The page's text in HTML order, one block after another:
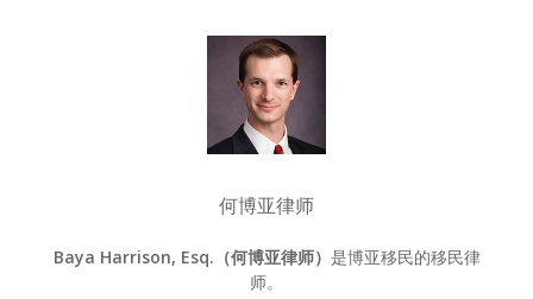
何博亚律师
Baya Harrison, Esq.（何博亚律师） 是博亚移民的移民律
师。